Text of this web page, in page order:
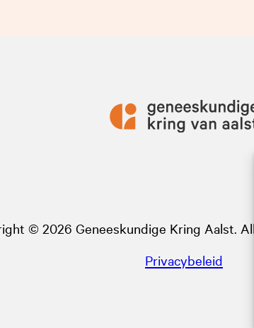
© 2026 Geneeskundige Kring Aalst.
Privacybeleid